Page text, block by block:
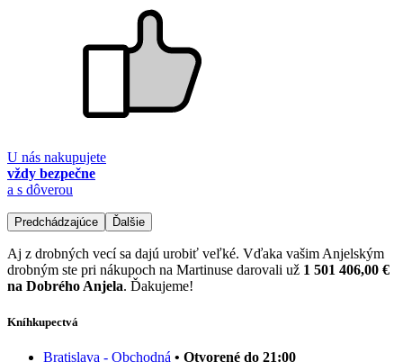
U nás nakupujete
vždy bezpečne
a s dôverou
Predchádzajúce Ďalšie
Aj z drobných vecí sa dajú urobiť veľké. Vďaka vašim Anjelským
drobným ste pri nákupoch na Martinuse darovali už 1 501 406,00 €
na Dobrého Anjela. Ďakujeme!
Kníhkupectvá
Bratislava - Obchodná • Otvorené do 21:00